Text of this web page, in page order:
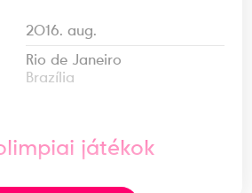
2016. aug.
Rio de Janeiro
Brazília
játékok